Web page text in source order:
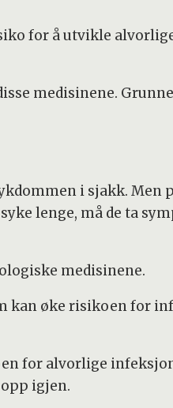
for å utvikle
medisinene.
i sjakk. Men
lenge, må de ta
medisinene.
kan øke risikoen for
for alvorlige
igjen.